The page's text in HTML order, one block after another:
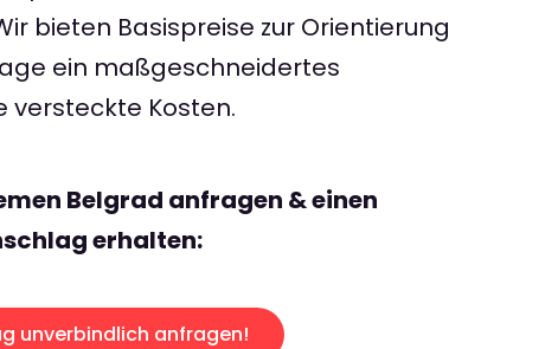
bieten Basispreise zur Orientierung
ein maßgeschneidertes
versteckte Kosten.
Belgrad anfragen & einen
erhalten:
unverbindlich anfragen!